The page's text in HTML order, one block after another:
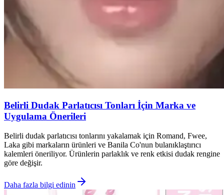
Belirli Dudak Parlatıcısı Tonları İçin Marka ve
Uygulama Önerileri
Belirli dudak parlatıcısı tonlarını yakalamak için Romand, Fwee,
Laka gibi markaların ürünleri ve Banila Co'nun bulanıklaştırıcı
kalemleri öneriliyor. Ürünlerin parlaklık ve renk etkisi dudak rengine
göre değişir.
Daha fazla bilgi edinin